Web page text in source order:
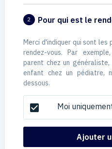
2 Pour qui est le
Merci d'indiquer qui sont les
rendez-vous. Par
parent chez un
enfant chez un pédiatre,
dessous.
check_box Moi
Ajouter